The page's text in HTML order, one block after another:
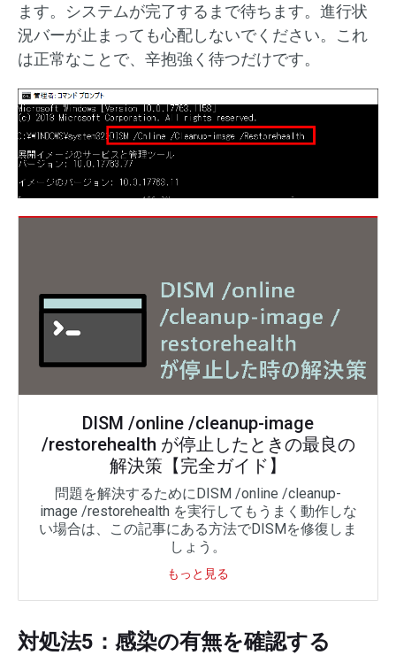
ます。システムが完了するまで待ちます。進行状
況バーが止まっても心配しないでください。これ
は正常なことで、辛抱強く待つだけです。
DISM /online /cleanup-image
/restorehealth が停止したときの最良の
解決策【完全ガイド】
問題を解決するためにDISM /online /cleanup-
image /restorehealth を実行してもうまく動作しな
い場合は、この記事にある方法でDISMを修復しま
しょう。
もっと見る
対処法5：感染の有無を確認する